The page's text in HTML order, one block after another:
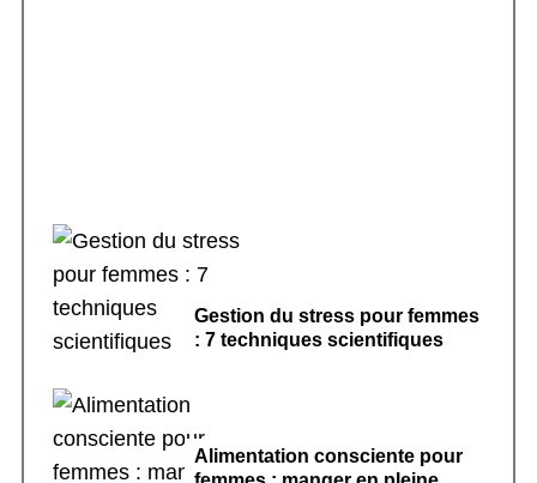
Gestion du stress pour femmes
: 7 techniques scientifiques
Alimentation consciente pour